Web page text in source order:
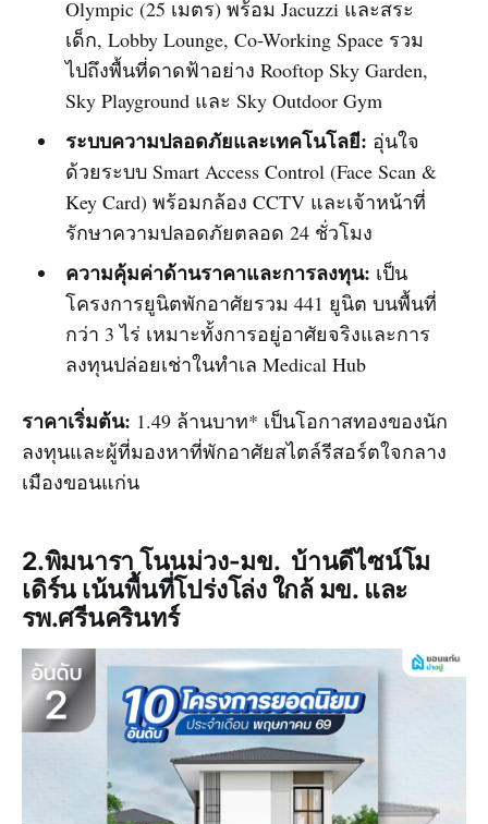
Olympic (25 เมตร) พร้อม Jacuzzi และสระ
เด็ก, Lobby Lounge, Co-Working Space รวม
ไปถึงพื้นที่ดาดฟ้าอย่าง Rooftop Sky Garden,
Sky Playground และ Sky Outdoor Gym
ระบบความปลอดภัยและเทคโนโลยี: อุ่นใจ
ด้วยระบบ Smart Access Control (Face Scan &
Key Card) พร้อมกล้อง CCTV และเจ้าหน้าที่
รักษาความปลอดภัยตลอด 24 ชั่วโมง
ความคุ้มค่าด้านราคาและการลงทุน: เป็น
โครงการยูนิตพักอาศัยรวม 441 ยูนิต บนพื้นที่
กว่า 3 ไร่ เหมาะทั้งการอยู่อาศัยจริงและการ
ลงทุนปล่อยเช่าในทำเล Medical Hub
ราคาเริ่มต้น: 1.49 ล้านบาท* เป็นโอกาสทองของนัก
ลงทุนและผู้ที่มองหาที่พักอาศัยสไตล์รีสอร์ตใจกลาง
เมืองขอนแก่น
2.พิมนารา โนนม่วง-มข. บ้านดีไซน์โม
เดิร์น เน้นพื้นที่โปร่งโล่ง ใกล้ มข. และ
รพ.ศรีนครินทร์